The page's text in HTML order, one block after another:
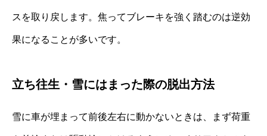
スを取り戻します。焦ってブレーキを強く踏むのは逆効
果になることが多いです。
立ち往生・雪にはまった際の脱出方法
雪に車が埋まって前後左右に動かないときは、まず荷重